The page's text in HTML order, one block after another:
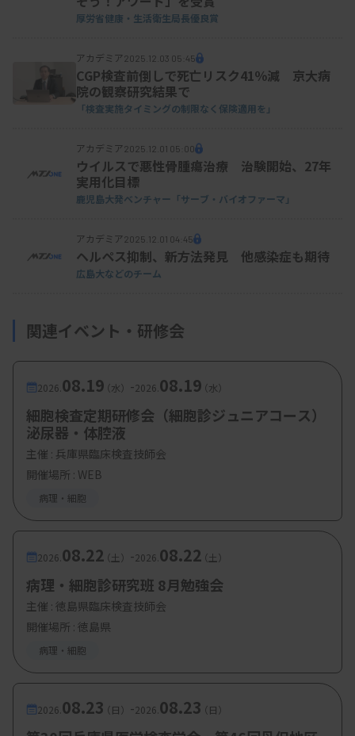
厚労省健康・生活衛生局長優良賞
アカデミア 2025.12.03 05:45
CGP検査前倒しで死亡リスク41％減 京大病
院の観察研究結果で
「検査実施タイミングの制限なく保険適用を」
アカデミア 2025.12.01 05:00
ウイルスで悪性骨腫瘍治療 治験開始、27年
実用化目標
鹿児島大発ベンチャー「サーブ・バイオファーマ」
アカデミア 2025.12.01 04:45
ヘルペス抑制、新方法発見 他感染症も期待
広島大などのチーム
関連イベント・研修会
2026. 08.19（水） -2026. 08.19（水）
細胞検査定期研修会（細胞診ジュニアコース）
泌尿器・体腔液
主催 : 兵庫県臨床検査技師会
開催場所 : WEB
病理・細胞
2026. 08.22（土） -2026. 08.22（土）
病理・細胞診研究班 8月勉強会
主催 : 徳島県臨床検査技師会
開催場所 : 徳島県
病理・細胞
2026. 08.23（日） -2026. 08.23（日）